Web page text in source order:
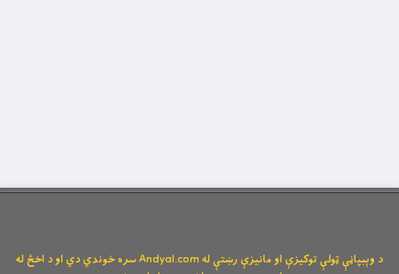
د وېبپاڼې ټولې توکیزې او مانیزې رښتې له Andyal.com سره خوندي دي او د اخځ له